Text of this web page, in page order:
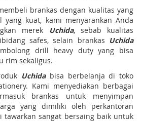
brankas dengan kualitas yang
kuat, kami menyarankan Anda
merek
Uchida, sebab kualitas
safes, selain brankas Uchida
drill heavy duty yang bisa
rim sekaligus.
Uchidabisa berbelanja di toko
Kami menyediakan berbagai
brankas untuk menyimpan
yang dimiliki oleh perkantoran
tawarkan sangat bersaing baik untuk